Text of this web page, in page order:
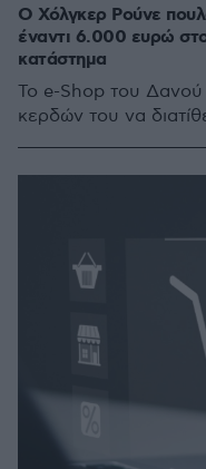
Ο Χόλγκερ Ρούνε
έναντι 6.000 ευρώ
κατάστημα
Το e-Shop του Δανού
κερδών του να